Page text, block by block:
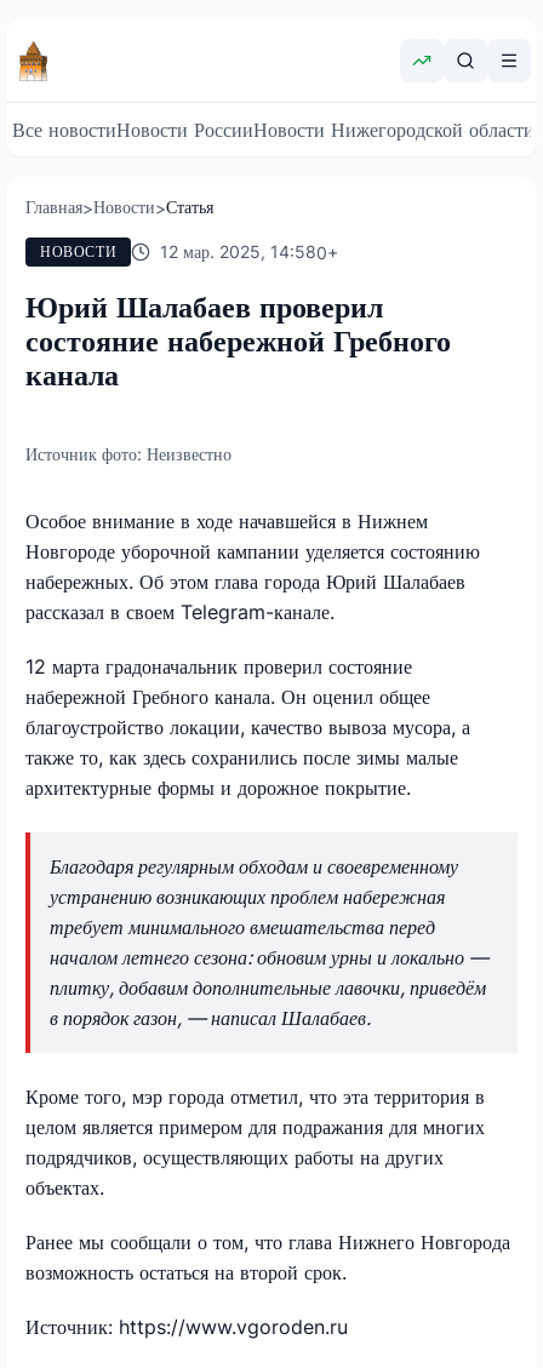
Все новостиНовости РоссииНовости Нижегородской области
Главная>Новости>Статья
НОВОСТИ 12 мар. 2025, 14:580+
Юрий Шалабаев проверил
состояние набережной Гребного
канала
Источник фото: Неизвестно
Особое внимание в ходе начавшейся в Нижнем
Новгороде уборочной кампании уделяется состоянию
набережных. Об этом глава города Юрий Шалабаев
рассказал в своем Telegram-канале.
12 марта градоначальник проверил состояние
набережной Гребного канала. Он оценил общее
благоустройство локации, качество вывоза мусора, а
также то, как здесь сохранились после зимы малые
архитектурные формы и дорожное покрытие.
Благодаря регулярным обходам и своевременному
устранению возникающих проблем набережная
требует минимального вмешательства перед
началом летнего сезона: обновим урны и локально —
плитку, добавим дополнительные лавочки, приведём
в порядок газон, — написал Шалабаев.
Кроме того, мэр города отметил, что эта территория в
целом является примером для подражания для многих
подрядчиков, осуществляющих работы на других
объектах.
Ранее мы сообщали о том, что глава Нижнего Новгорода
возможность остаться на второй срок.
Источник: https://www.vgoroden.ru